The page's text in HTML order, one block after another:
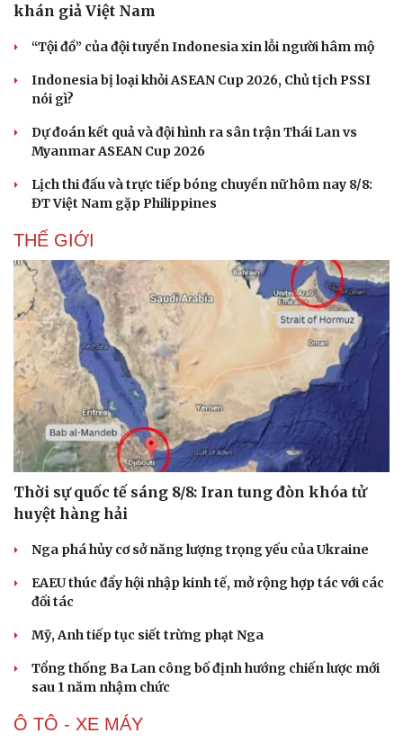
khán giả Việt Nam
“Tội đồ” của đội tuyển Indonesia xin lỗi người hâm mộ
Indonesia bị loại khỏi ASEAN Cup 2026, Chủ tịch PSSI
nói gì?
Dự đoán kết quả và đội hình ra sân trận Thái Lan vs
Myanmar ASEAN Cup 2026
Lịch thi đấu và trực tiếp bóng chuyền nữ hôm nay 8/8:
ĐT Việt Nam gặp Philippines
THẾ GIỚI
Thời sự quốc tế sáng 8/8: Iran tung đòn khóa tử
huyệt hàng hải
Nga phá hủy cơ sở năng lượng trọng yếu của Ukraine
EAEU thúc đẩy hội nhập kinh tế, mở rộng hợp tác với các
đối tác
Mỹ, Anh tiếp tục siết trừng phạt Nga
Tổng thống Ba Lan công bố định hướng chiến lược mới
sau 1 năm nhậm chức
Ô TÔ - XE MÁY